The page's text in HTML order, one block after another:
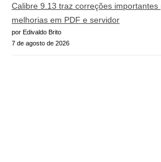
Calibre 9.13 traz correções importantes
melhorias em PDF e servidor
por Edivaldo Brito
7 de agosto de 2026